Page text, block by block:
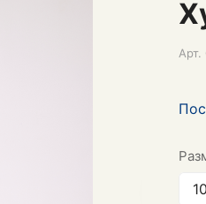
Арт.